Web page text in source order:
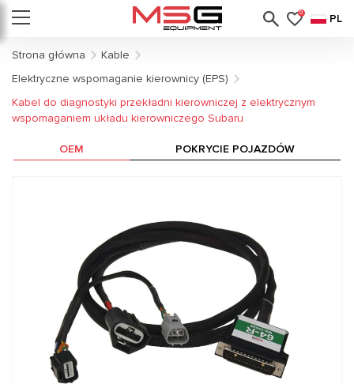
0 PL
Strona główna
Kable
Elektryczne wspomaganie kierownicy (EPS)
Kabel do diagnostyki przekładni kierowniczej z elektrycznym
wspomaganiem układu kierowniczego Subaru
OEM POKRYCIE POJAZDÓW